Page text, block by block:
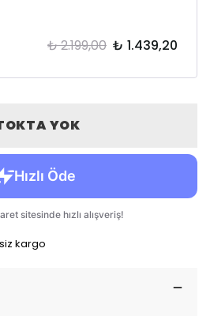
₺ 2.199,00 ₺ 1.439,20
YOK
kargo